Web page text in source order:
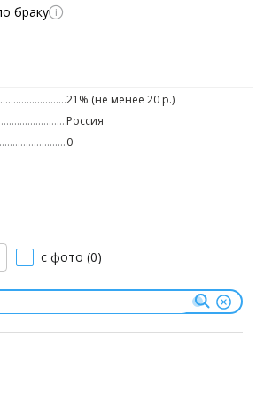
браку
21% (не менее 20 р.)
Россия
0
с фото (0)